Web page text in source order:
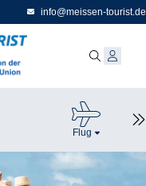
info@meissen-tourist.de
Flug